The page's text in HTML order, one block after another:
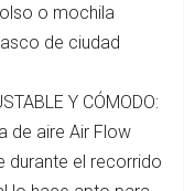
o mochila
de ciudad
Y CÓMODO:
de aire Air Flow
durante el recorrido